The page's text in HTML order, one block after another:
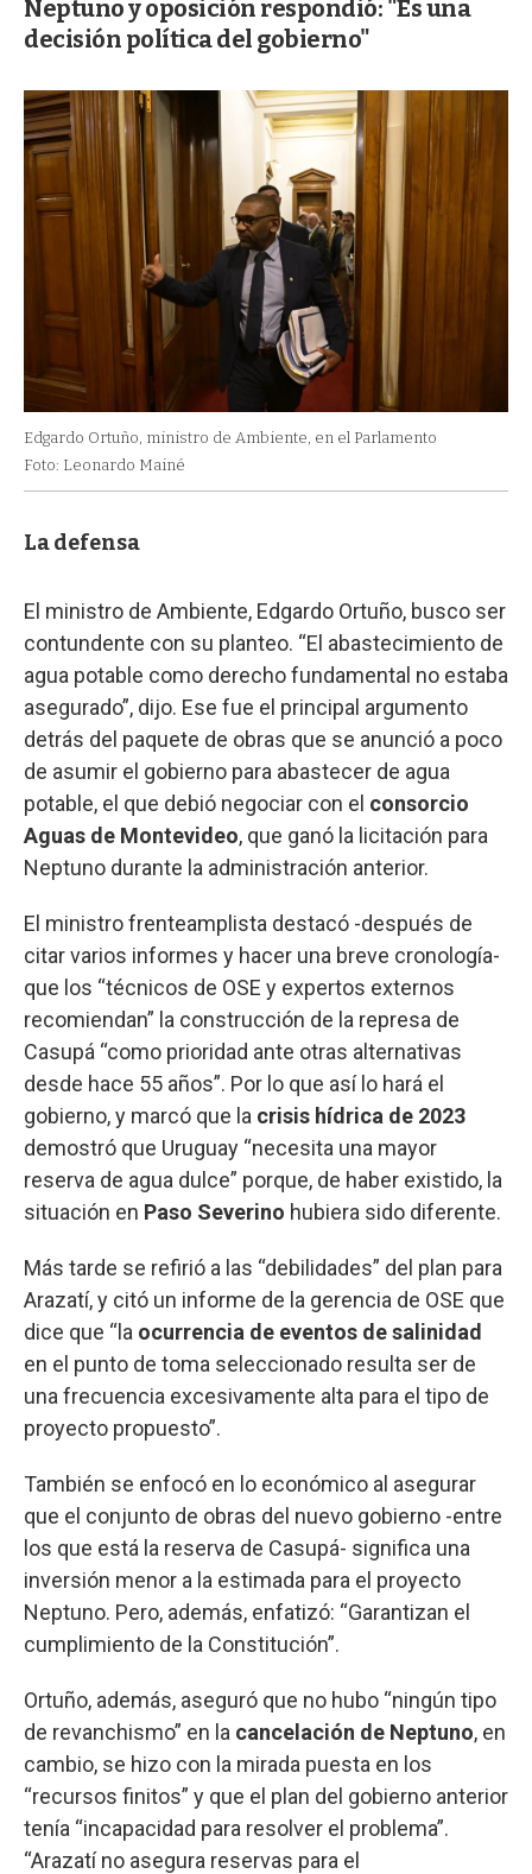
Neptuno y oposición respondió: "Es una
decisión política del gobierno"
Edgardo Ortuño, ministro de Ambiente, en el Parlamento
Foto: Leonardo Mainé
La defensa
El ministro de Ambiente, Edgardo Ortuño, busco ser
contundente con su planteo. “El abastecimiento de
agua potable como derecho fundamental no estaba
asegurado”, dijo. Ese fue el principal argumento
detrás del paquete de obras que se anunció a poco
de asumir el gobierno para abastecer de agua
potable, el que debió negociar con el consorcio
Aguas de Montevideo, que ganó la licitación para
Neptuno durante la administración anterior.
El ministro frenteamplista destacó -después de
citar varios informes y hacer una breve cronología-
que los “técnicos de OSE y expertos externos
recomiendan” la construcción de la represa de
Casupá “como prioridad ante otras alternativas
desde hace 55 años”. Por lo que así lo hará el
gobierno, y marcó que la crisis hídrica de 2023
demostró que Uruguay “necesita una mayor
reserva de agua dulce” porque, de haber existido, la
situación en Paso Severino hubiera sido diferente.
Más tarde se refirió a las “debilidades” del plan para
Arazatí, y citó un informe de la gerencia de OSE que
dice que “la ocurrencia de eventos de salinidad
en el punto de toma seleccionado resulta ser de
una frecuencia excesivamente alta para el tipo de
proyecto propuesto”.
También se enfocó en lo económico al asegurar
que el conjunto de obras del nuevo gobierno -entre
los que está la reserva de Casupá- significa una
inversión menor a la estimada para el proyecto
Neptuno. Pero, además, enfatizó: “Garantizan el
cumplimiento de la Constitución”.
Ortuño, además, aseguró que no hubo “ningún tipo
de revanchismo” en la cancelación de Neptuno, en
cambio, se hizo con la mirada puesta en los
“recursos finitos” y que el plan del gobierno anterior
tenía “incapacidad para resolver el problema”.
“Arazatí no asegura reservas para el